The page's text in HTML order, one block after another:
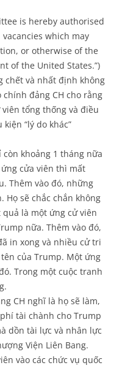
is hereby authorised
which may
or otherwise of the
of the United States.”)
chết và nhất định không
đảng CH cho rằng
tổng thống và điều
“lý do khác”
khoảng 1 tháng nữa
cửa viên thì mất
Thêm vào đó, những
Họ sẽ chắc chắn không
là một ứng cử viên
nữa. Thêm vào đó,
in xong và nhiều cử tri
của Trump. Một ứng
Trong một cuộc tranh
CH nghĩ là họ sẽ làm,
tài chành cho Trump
dồn tài lực và nhân lực
Viện Liên Bang.
vào các chức vụ quốc